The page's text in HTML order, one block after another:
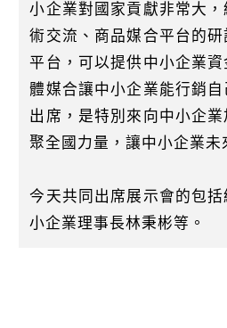
小企業對國家貢獻非常大
術交流、商品媒合平台的
平台，可以提供中小企業
體媒合讓中小企業能行銷
出席，是特別來向中小企
聚全國力量，讓中小企業未
今天共同出席展示會的包
小企業理事長林秉彬等。